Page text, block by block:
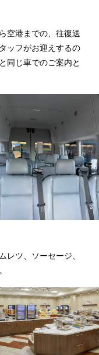
空港までの、往復送
ッフがお迎えするの
同じ車でのご案内と
レツ、ソーセージ、